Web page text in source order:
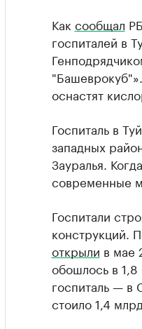
Как сообщал
госпиталей в
оснастят
Госпиталь в
западных
Зауралья.
современные
Госпитали
конструкций.
открыли в мае
обошлось в
госпиталь — в
стоило 1,4